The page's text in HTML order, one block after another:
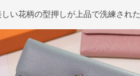
い花柄の型押しが上品で洗練され